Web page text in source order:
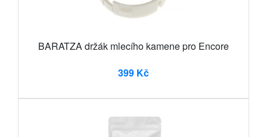
BARATZA držák mlecího kamene pro Encore
399 Kč